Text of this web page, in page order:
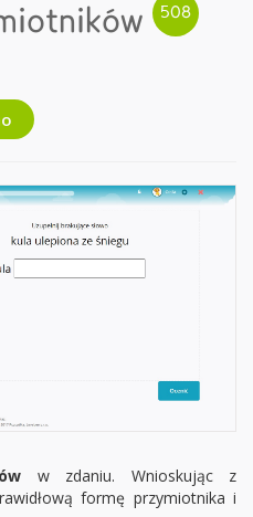
w zdaniu. Wnioskując z
formę przymiotnika i